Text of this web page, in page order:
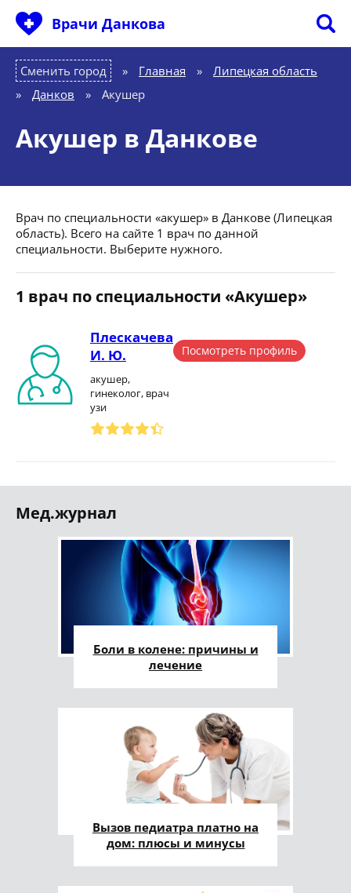
Врачи Данкова
Сменить город Главная »
Липецкая область
»
Данков » Акушер
Акушер в Данкове
Врач по специальности «акушер» в Данкове (Липецкая
область). Всего на сайте 1 врач по данной
специальности. Выберите нужного.
1 врач по специальности «Акушер»
Плескачева
И. Ю.
акушер,
гинеколог, врач
узи
Посмотреть профиль
Мед.журнал
Боли в колене: причины и
лечение
Вызов педиатра платно на
дом: плюсы и минусы